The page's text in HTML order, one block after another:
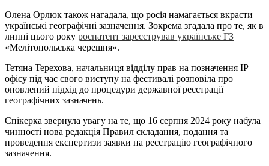
Олена Орлюк також нагадала, що росія намагається вкрасти
українські географічні зазначення. Зокрема згадала про те, як в
липні цього року роспатент зареєстрував українське ГЗ
«Мелітопольська черешня».
Тетяна Терехова, начальниця відділу прав на позначення ІР
офісу під час свого виступу на фестивалі розповіла про
оновлений підхід до процедури державної реєстрації
географічних зазначень.
Спікерка звернула увагу на те, що 16 серпня 2024 року набула
чинності нова редакція Правил складання, подання та
проведення експертизи заявки на реєстрацію географічного
зазначення.